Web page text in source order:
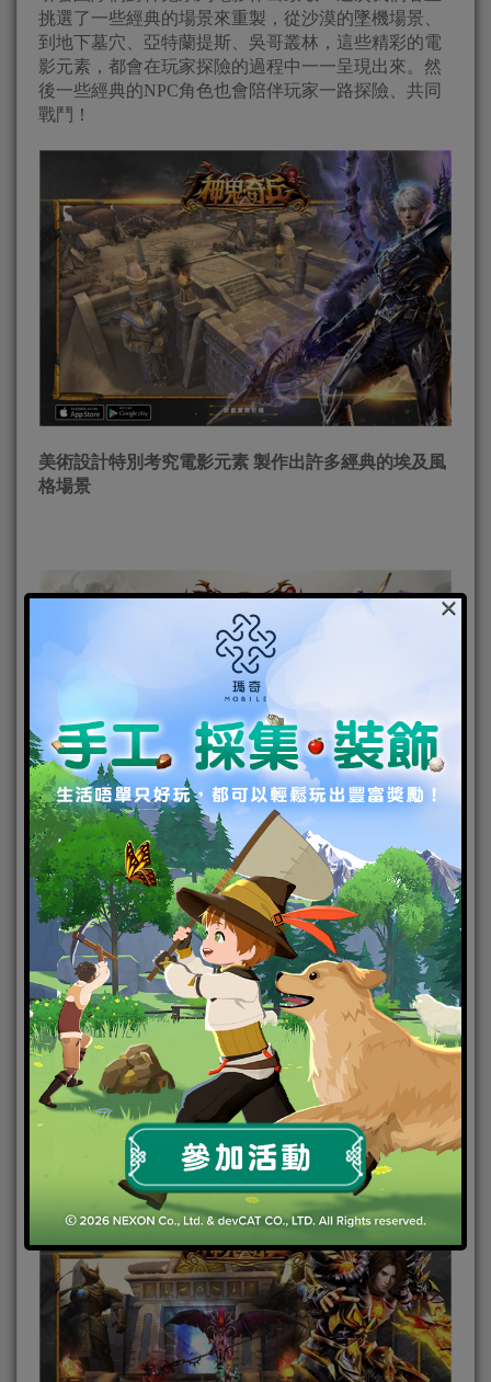
挑選了一些經典的場景來重製，從沙漠的墜機場景、
到地下墓穴、亞特蘭提斯、吳哥叢林，這些精彩的電
影元素，都會在玩家探險的過程中一一呈現出來。然
後一些經典的NPC角色也會陪伴玩家一路探險、共同
戰鬥！
美術設計特別考究電影元素 製作出許多經典的埃及風
格場景
龍帝陵完整體現了經典神鬼電影中 神祕且危機重重的
探險氛圍
問：哪一部分場景或職業角色是美術團隊最為滿意，
或是在設定過程中下最多苦心的呢？為什麼？
美術負責人Tomas：
職業角色的話，女性角色是花了
比較多的時間，尤其是時裝部分，必須得打造出完美
女神的形象。然後是最受玩家喜愛的十二星座召喚
獸，美術人員投入了最高的模型和特效表現，是玩家
在遊戲裡面的身份象徵。
×